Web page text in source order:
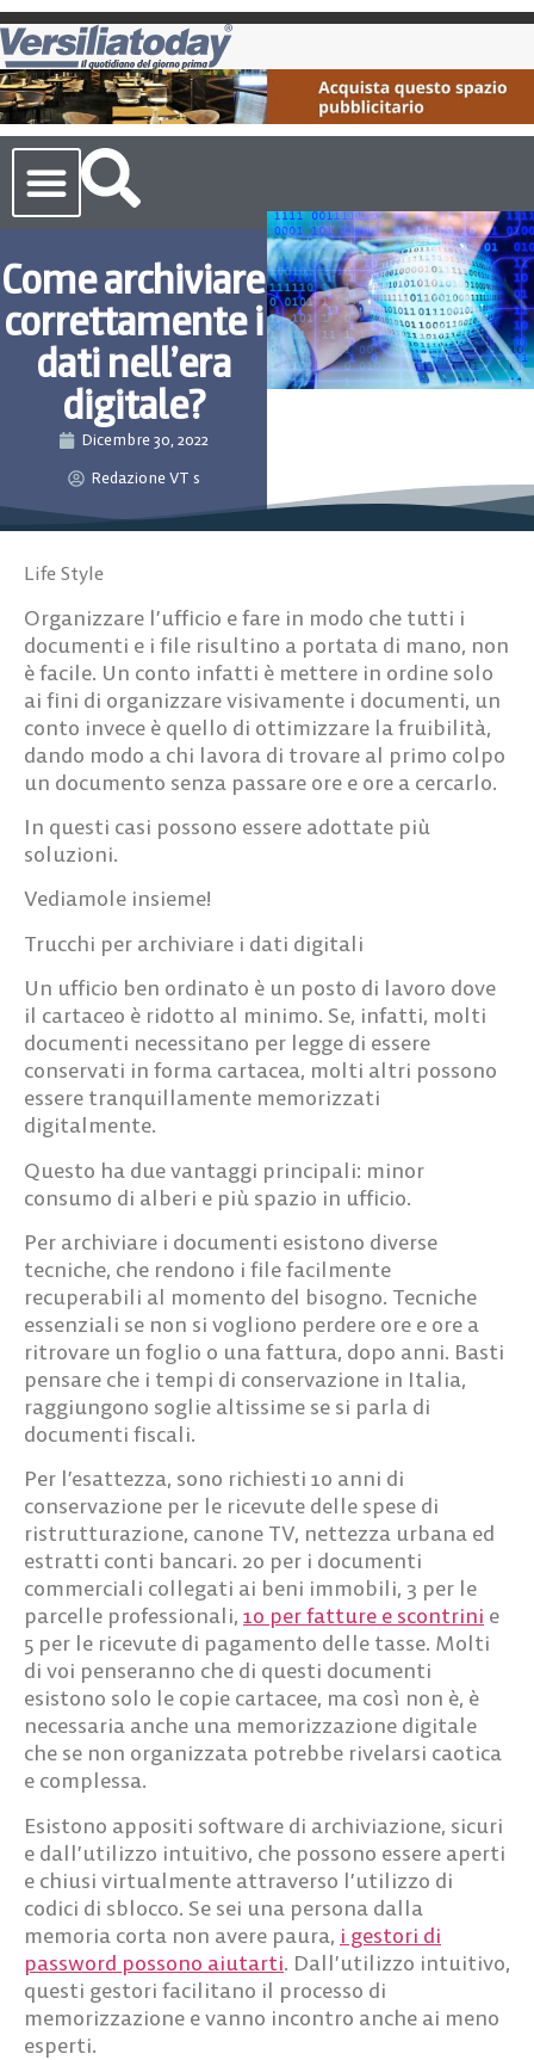
Come archiviare
correttamente i
dati nell’era
digitale?
Dicembre 30, 2022
Redazione VT s
Life Style
Organizzare l’ufficio e fare in modo che tutti i
documenti e i file risultino a portata di mano, non
è facile. Un conto infatti è mettere in ordine solo
ai fini di organizzare visivamente i documenti, un
conto invece è quello di ottimizzare la fruibilità,
dando modo a chi lavora di trovare al primo colpo
un documento senza passare ore e ore a cercarlo.
In questi casi possono essere adottate più
soluzioni.
Vediamole insieme!
Trucchi per archiviare i dati digitali
Un ufficio ben ordinato è un posto di lavoro dove
il cartaceo è ridotto al minimo. Se, infatti, molti
documenti necessitano per legge di essere
conservati in forma cartacea, molti altri possono
essere tranquillamente memorizzati
digitalmente.
Questo ha due vantaggi principali: minor
consumo di alberi e più spazio in ufficio.
Per archiviare i documenti esistono diverse
tecniche, che rendono i file facilmente
recuperabili al momento del bisogno. Tecniche
essenziali se non si vogliono perdere ore e ore a
ritrovare un foglio o una fattura, dopo anni. Basti
pensare che i tempi di conservazione in Italia,
raggiungono soglie altissime se si parla di
documenti fiscali.
Per l’esattezza, sono richiesti 10 anni di
conservazione per le ricevute delle spese di
ristrutturazione, canone TV, nettezza urbana ed
estratti conti bancari. 20 per i documenti
commerciali collegati ai beni immobili, 3 per le
parcelle professionali, 10 per fatture e scontrini e
5 per le ricevute di pagamento delle tasse. Molti
di voi penseranno che di questi documenti
esistono solo le copie cartacee, ma così non è, è
necessaria anche una memorizzazione digitale
che se non organizzata potrebbe rivelarsi caotica
e complessa.
Esistono appositi software di archiviazione, sicuri
e dall’utilizzo intuitivo, che possono essere aperti
e chiusi virtualmente attraverso l’utilizzo di
codici di sblocco. Se sei una persona dalla
memoria corta non avere paura, i gestori di
password possono aiutarti. Dall’utilizzo intuitivo,
questi gestori facilitano il processo di
memorizzazione e vanno incontro anche ai meno
esperti.